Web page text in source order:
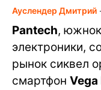
Ауслендер Дмитрий ∙
Pantech,
электроники,
рынок сиквел
смартфон Vega